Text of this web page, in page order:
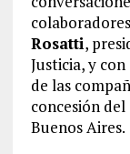
Rosatti,
Justicia, y
de las
concesión
Buenos Aires.